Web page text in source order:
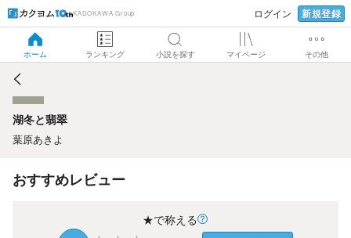
KADOKAWA Group ログイン 新規登録
ホーム ランキング 小説を探す マイページ その他
湖冬と翡翠
湖冬と翡翠
葉原あきよ
おすすめレビュー
★で称える